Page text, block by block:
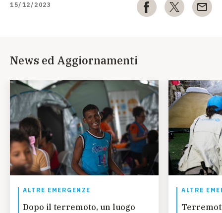
15/12/2023
News ed Aggiornamenti
ALTRE EMERGENZE
Dopo il terremoto, un luogo
ALTRE